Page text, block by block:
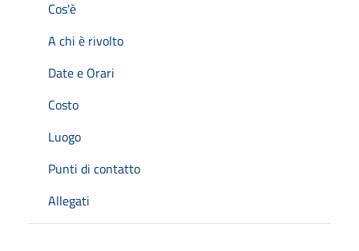
Cos'è
A chi è rivolto
Date e Orari
Costo
Luogo
Punti di contatto
Allegati